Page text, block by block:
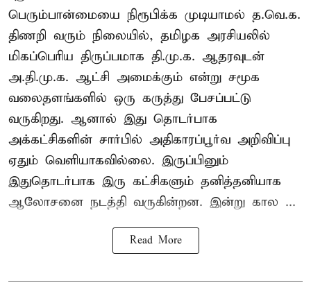
பெரும்பான்மையை நிரூபிக்க முடியாமல் த.வெ.க.
திணறி வரும் நிலையில், தமிழக அரசியலில்
மிகப்பெரிய திருப்பமாக தி.மு.க. ஆதரவுடன்
அ.தி.மு.க. ஆட்சி அமைக்கும் என்று சமூக
வலைதளங்களில் ஒரு கருத்து பேசப்பட்டு
வருகிறது. ஆனால் இது தொடர்பாக
அக்கட்சிகளின் சார்பில் அதிகாரப்பூர்வ அறிவிப்பு
ஏதும் வெளியாகவில்லை. இருப்பினும்
இதுதொடர்பாக இரு கட்சிகளும் தனித்தனியாக
ஆலோசனை நடத்தி வருகின்றன. இன்று கால ...
Read More